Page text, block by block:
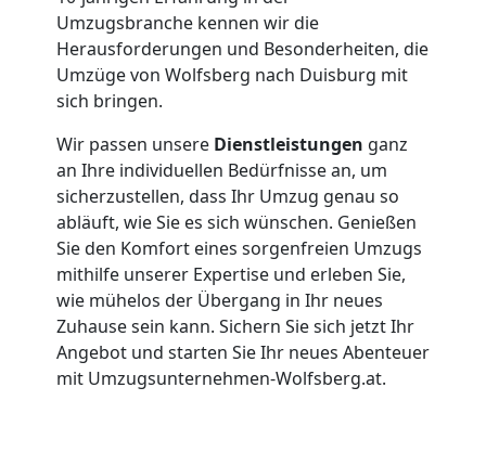
Umzugsbranche kennen wir die
Herausforderungen und Besonderheiten, die
Umzüge von Wolfsberg nach Duisburg mit
sich bringen.
Wir passen unsere Dienstleistungen ganz
an Ihre individuellen Bedürfnisse an, um
sicherzustellen, dass Ihr Umzug genau so
abläuft, wie Sie es sich wünschen. Genießen
Sie den Komfort eines sorgenfreien Umzugs
mithilfe unserer Expertise und erleben Sie,
wie mühelos der Übergang in Ihr neues
Zuhause sein kann. Sichern Sie sich jetzt Ihr
Angebot und starten Sie Ihr neues Abenteuer
mit Umzugsunternehmen-Wolfsberg.at.
Firmenumzug
Wolfsberg
Büroumzug
Wolfsberg
Expressumzug
Wolfsberg